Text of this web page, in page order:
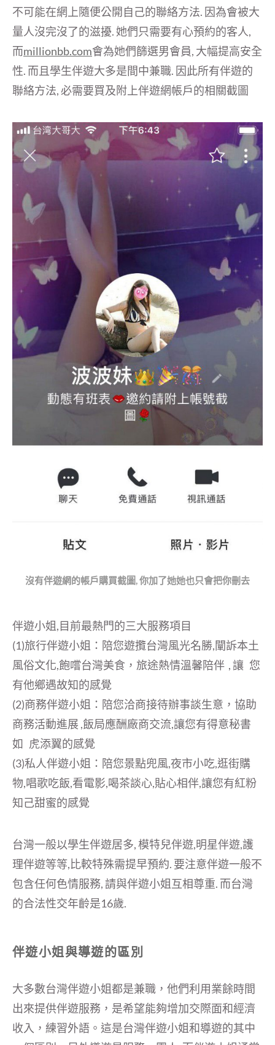
不可能在網上隨便公開自己的聯絡方法. 因為會被大
量人沒完沒了的滋擾. 她們只需要有心預約的客人,
而millionbb.com會為她們篩選男會員, 大幅提高安全
性. 而且學生伴遊大多是間中兼職. 因此所有伴遊的
聯絡方法, 必需要買及附上伴遊網帳戶的相關截圖
沒有伴遊網的帳戶購買截圖, 你加了她她也只會把你刪去
伴遊小姐,目前最熱門的三大服務項目
(1)旅行伴遊小姐：陪您遊攬台灣風光名勝,闡訴本土
風俗文化,飽嚐台灣美食，旅途熱情溫馨陪伴 , 讓 您
有他鄉遇故知的感覺
(2)商務伴遊小姐：陪您洽商接待辦事談生意，協助
商務活動進展 ,飯局應酬廠商交流,讓您有得意秘書
如 虎添翼的感覺
(3)私人伴遊小姐：陪您景點兜風,夜市小吃,逛街購
物,唱歌吃飯,看電影,喝茶談心,貼心相伴,讓您有紅粉
知己甜蜜的感覺
台灣一般以學生伴遊居多, 模特兒伴遊,明星伴遊,護
理伴遊等等,比較特殊需提早預約. 要注意伴遊一般不
包含任何色情服務, 請與伴遊小姐互相尊重. 而台灣
的合法性交年齡是16歲.
伴遊小姐與導遊的區別
大多數台灣伴遊小姐都是兼職，他們利用業餘時間
出來提供伴遊服務，是希望能夠增加交際面和經濟
收入，練習外語。這是台灣伴遊小姐和導遊的其中